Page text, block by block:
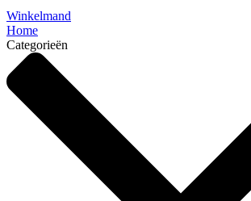
Winkelmand
Home
Categorieën